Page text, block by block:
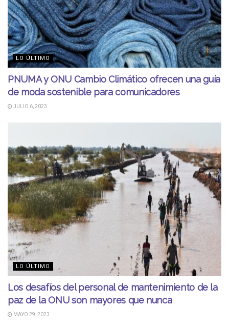
LO ÚLTIMO
PNUMA y ONU Cambio Climático ofrecen una guía
de moda sostenible para comunicadores
JULIO 6, 2023
LO ÚLTIMO
Los desafíos del personal de mantenimiento de la
paz de la ONU son mayores que nunca
MAYO 29, 2023